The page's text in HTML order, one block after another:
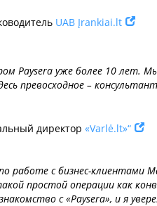
UAB Įrankiai.lt
Paysera уже более 10 лет.
превосходное –
директор «Varlė.lt»“
работе с бизнес-
простой операции как
с «Paysera», и я